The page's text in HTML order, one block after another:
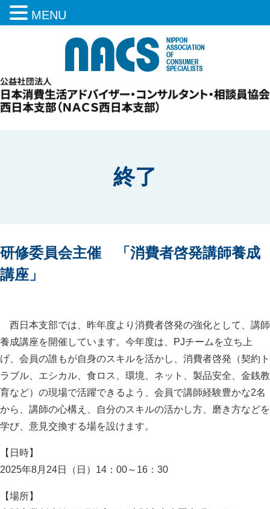
終了
研修委員会主催 「消費者啓発講師養成
講座」
西日本支部では、昨年度より消費者啓発の強化として、講師
養成講座を開催しています。今年度は、PJチームを立ち上
げ、会員の誰もが自身のスキルを活かし、消費者啓発（契約ト
ラブル、エシカル、食ロス、環境、ネット、製品安全、金銭教
育など）の現場で活躍できるよう、会員で講師経験豊かな2名
から、講師の心構え、自分のスキルの活かし方、磨き方などを
学び、意見交換する場を設けます。
【日時】
2025年8月24日（日）14：00～16：30
【場所】
MENU